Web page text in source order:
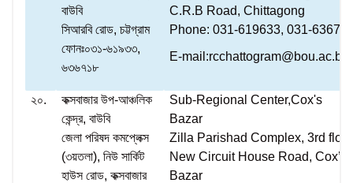
বাউবি
সিআরবি রোড, চট্টগ্রাম
ফোনঃ০৩১-৬১৯৩৩,
৬৩৬৭১৮
C.R.B Road, Chittagong
Phone: 031-619633, 031-
E-mail:rcchattogram@bou.ac.bd
২০.
কক্সবাজার উপ-আঞ্চলিক
কেন্দ্র, বাউবি
জেলা পরিষদ কমপ্লেক্স
(৩য়তলা), নিউ সার্কিট
হাউস রোড, কক্সবাজার
Sub-Regional Center,Cox's
Bazar
Zilla Parishad Complex, 3rd floor
New Circuit House Road, Cox’s
Bazar